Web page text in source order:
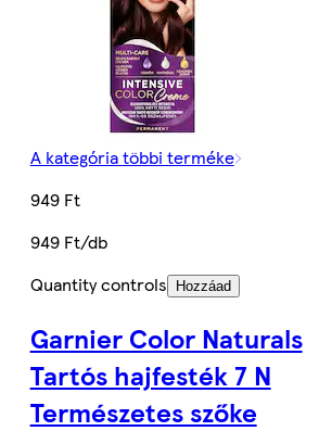
A kategória többi terméke
949 Ft
949 Ft/db
Quantity controls
Hozzáad
Garnier Color Naturals
Tartós hajfesték 7 N
Természetes szőke